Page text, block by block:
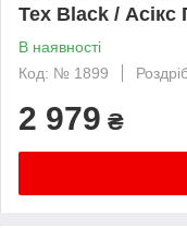
Tex Black / Асікс
В наявності
Код: № 1899
2 979 ₴